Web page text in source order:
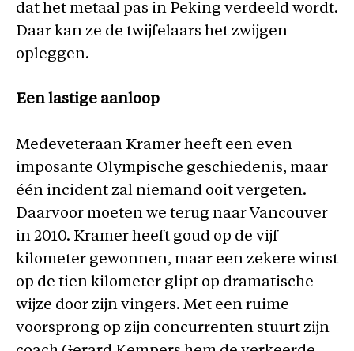
dat het metaal pas in Peking verdeeld wordt.
Daar kan ze de twijfelaars het zwijgen
opleggen.
Een lastige aanloop
Medeveteraan Kramer heeft een even
imposante Olympische geschiedenis, maar
één incident zal niemand ooit vergeten.
Daarvoor moeten we terug naar Vancouver
in 2010. Kramer heeft goud op de vijf
kilometer gewonnen, maar een zekere winst
op de tien kilometer glipt op dramatische
wijze door zijn vingers. Met een ruime
voorsprong op zijn concurrenten stuurt zijn